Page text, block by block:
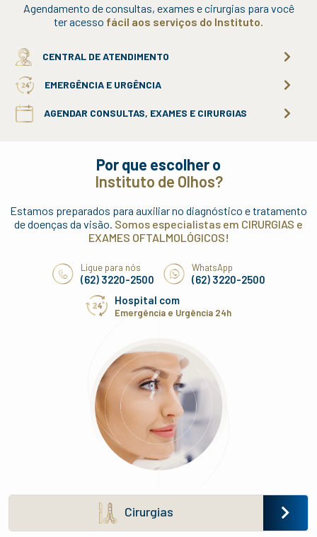
Agendamento de consultas, exames e cirurgias para você
ter acesso fácil aos serviços do Instituto.
CENTRAL DE ATENDIMENTO
EMERGÊNCIA E URGÊNCIA
AGENDAR CONSULTAS, EXAMES E CIRURGIAS
Por que escolher o
Instituto de Olhos?
Estamos preparados para auxiliar no diagnóstico e tratamento
de doenças da visão. Somos especialistas em CIRURGIAS e
EXAMES OFTALMOLÓGICOS!
Ligue para nós
(62) 3220-2500
WhatsApp
(62) 3220-2500
Hospital com
Emergência e Urgência 24h
Cirurgias